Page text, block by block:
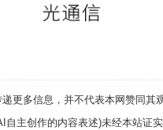
更多信息，并不代表本网赞同其
主创作的内容表述)未经本站证